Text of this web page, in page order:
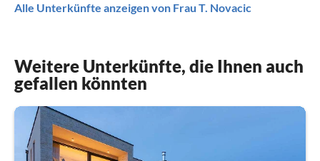
Alle Unterkünfte anzeigen von Frau T. Novacic
Weitere Unterkünfte, die Ihnen auch
gefallen könnten